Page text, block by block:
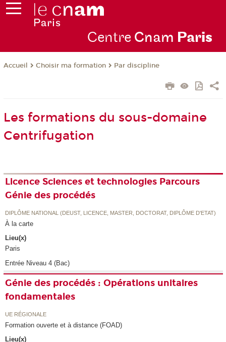
Centre Cnam Paris
Accueil Choisir ma formation Par discipline
Les formations du sous-domaine
Centrifugation
Licence Sciences et technologies Parcours
Génie des procédés
DIPLÔME NATIONAL (DEUST, LICENCE, MASTER, DOCTORAT, DIPLÔME D'ETAT)
À la carte
Lieu(x)
Paris
Entrée Niveau 4 (Bac)
Génie des procédés : Opérations unitaires
fondamentales
UE RÉGIONALE
Formation ouverte et à distance (FOAD)
Lieu(x)